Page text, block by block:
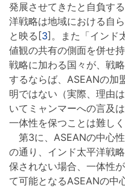
発展させてきたと自負す
洋戦略は地域における自
と映る[3]。また「インド
値観の共有の側面を併せ
戦略に加わる国々が、戦
するならば、ASEANの加
明ではない（実際、理由
いてミャンマーへの言及
一体性を保つことは難しく
第3に、ASEANの中心
の通り、インド太平洋戦
保されない場合、一体性
て可能となるASEANの中